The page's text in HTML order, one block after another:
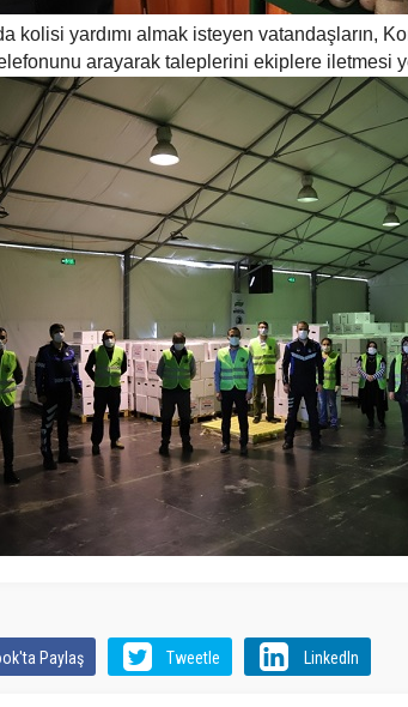
kolisi yardımı almak isteyen vatandaşların,
arayarak taleplerini ekiplere iletmesi
Paylaş Tweetle LinkedIn